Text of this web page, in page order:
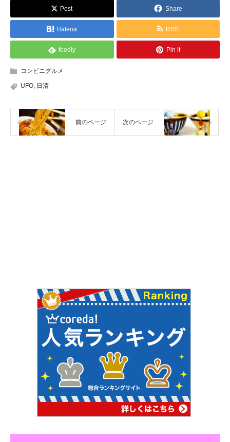
Post Share
Hatena RSS
feedly Pin it
コンビニグルメ
UFO, 日清
前のページ 次のページ